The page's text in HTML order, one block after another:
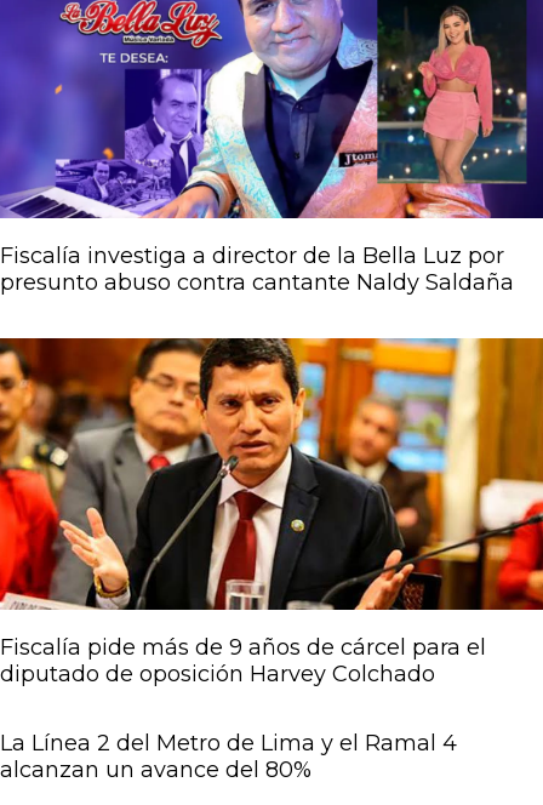
Fiscalía investiga a director de la Bella Luz por
presunto abuso contra cantante Naldy Saldaña
Fiscalía pide más de 9 años de cárcel para el
diputado de oposición Harvey Colchado
La Línea 2 del Metro de Lima y el Ramal 4
alcanzan un avance del 80%
PáginaPágina
Página
Página
Página